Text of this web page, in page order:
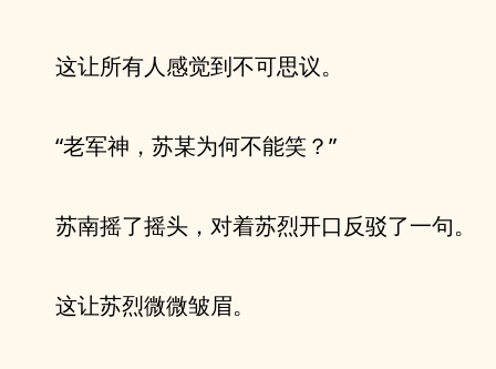
这让所有人感觉到不可思议。
“老军神，苏某为何不能笑？”
苏南摇了摇头，对着苏烈开口反驳了一句。
这让苏烈微微皱眉。